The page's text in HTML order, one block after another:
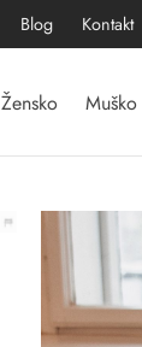
Blog Kontakt
Žensko Muško